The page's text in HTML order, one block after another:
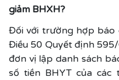
giảm BHXH?
Đối với trường hợp báo
Điều 50 Quyết định
đơn vị lập danh sách
số tiền BHYT của các